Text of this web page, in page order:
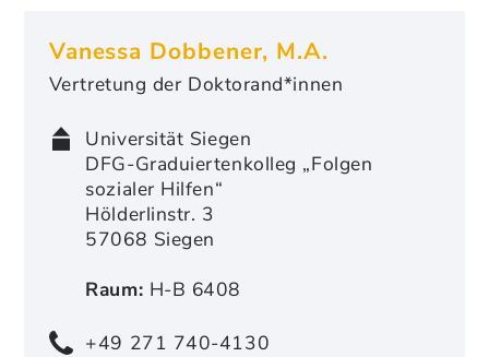
Vanessa Dobbener, M.A.
Vertretung der Doktorand*innen
Universität Siegen
DFG-Graduiertenkolleg „Folgen
sozialer Hilfen“
Hölderlinstr. 3
57068 Siegen
Raum: H-B 6408
+49 271 740-4130